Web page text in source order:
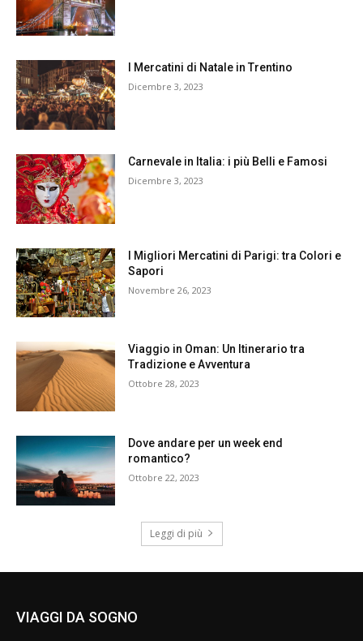
I Mercatini di Natale in Trentino
Dicembre 3, 2023
Carnevale in Italia: i più Belli e Famosi
Dicembre 3, 2023
I Migliori Mercatini di Parigi: tra Colori e
Sapori
Novembre 26, 2023
Viaggio in Oman: Un Itinerario tra
Tradizione e Avventura
Ottobre 28, 2023
Dove andare per un week end
romantico?
Ottobre 22, 2023
Leggi di più
VIAGGI DA SOGNO